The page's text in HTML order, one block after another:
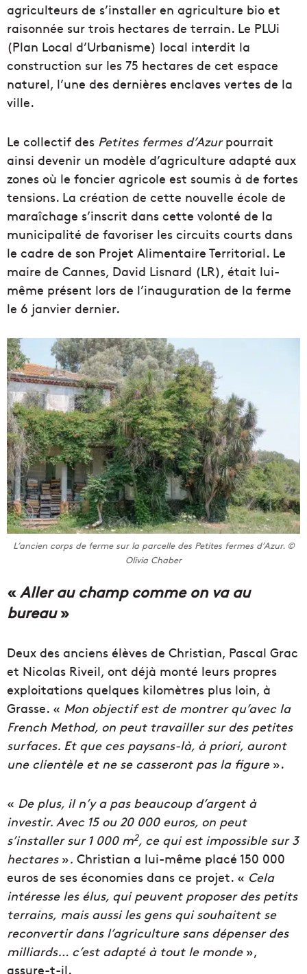
agriculteurs de s’installer en agriculture bio et
raisonnée sur trois hectares de terrain. Le PLUi
(Plan Local d’Urbanisme) local interdit la
construction sur les 75 hectares de cet espace
naturel, l’une des dernières enclaves vertes de la
ville.
Le collectif des Petites fermes d’Azurpourrait
ainsi devenir un modèle d’agriculture adapté aux
zones où le foncier agricole est soumis à de fortes
tensions. La création de cette nouvelle école de
maraîchage s’inscrit dans cette volonté de la
municipalité de favoriser les circuits courts dans
le cadre de son Projet Alimentaire Territorial. Le
maire de Cannes, David Lisnard (LR), était lui-
même présent lors de l’inauguration de la ferme
le 6 janvier dernier.
L’ancien corps de ferme sur la parcelle des Petites fermes d’Azur. ©
Olivia Chaber
«Aller au champ comme on va au
bureau»
Deux des anciens élèves de Christian, Pascal Grac
et Nicolas Riveil, ont déjà monté leurs propres
exploitations quelques kilomètres plus loin, à
Grasse. « Mon objectif est de montrer qu’avec la
French Method, on peut travailler sur des petites
surfaces. Et que ces paysans-là, à priori, auront
une clientèle et ne se casseront pas la figure ».
« De plus, il n’y a pas beaucoup d’argent à
investir. Avec 15 ou 20 000 euros, on peut
s’installer sur 1 000 m2, ce qui est impossible sur 3
hectares ». Christian a lui-même placé 150 000
euros de ses économies dans ce projet. « Cela
intéresse les élus, qui peuvent proposer despetits
terrains, mais aussi les gens qui souhaitent se
reconvertir dans l’agriculture sans dépenser des
milliards… c’est adapté à tout le monde»,
assure-t-il.